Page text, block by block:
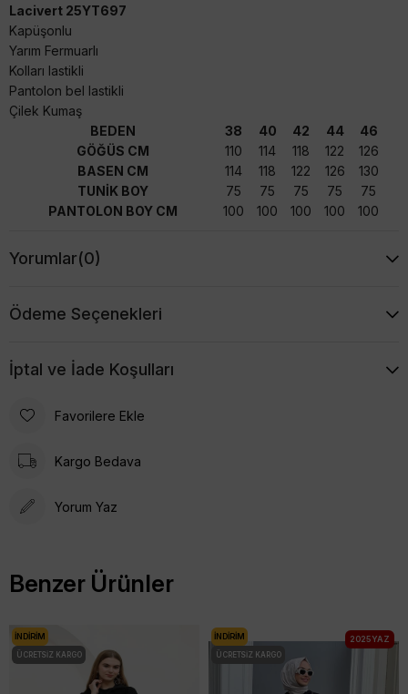
Lacivert 25YT697
Kapüşonlu
Yarım Fermuarlı
Kolları lastikli
Pantolon bel lastikli
Çilek Kumaş
BEDEN
38 40 42 44
46
GÖĞÜS CM
110 114 118 122
126
BASEN CM
114 118 122 126
130
TUNİK BOY
75 75 75 75
75
PANTOLON BOY CM
100 100 100 100 100
Yorumlar(0)
Ödeme Seçenekleri
İptal ve İade Koşulları
Favorilere Ekle
Kargo Bedava
Yorum Yaz
Benzer Ürünler
İNDIRIM
ÜCRETSIZ KARGO
İNDIRIM
ÜCRETSIZ KARGO
2025 YAZ